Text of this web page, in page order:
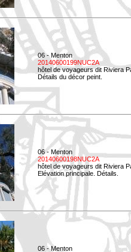
06 - Menton
20140600199NUC2A
hôtel de voyageurs dit Riviera
Détails du décor peint.
06 - Menton
20140600198NUC2A
hôtel de voyageurs dit Riviera
Elévation principale. Détails.
06 - Menton